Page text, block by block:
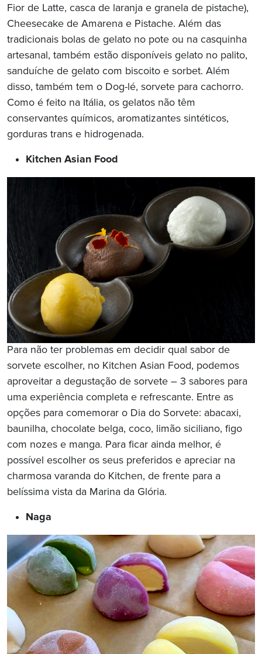
Fior de Latte, casca de laranja e granela de pistache),
Cheesecake de Amarena e Pistache. Além das
tradicionais bolas de gelato no pote ou na casquinha
artesanal, também estão disponíveis gelato no palito,
sanduíche de gelato com biscoito e sorbet. Além
disso, também tem o Dog-lé, sorvete para cachorro.
Como é feito na Itália, os gelatos não têm
conservantes químicos, aromatizantes sintéticos,
gorduras trans e hidrogenada.
Kitchen Asian Food
Para não ter problemas em decidir qual sabor de
sorvete escolher, no Kitchen Asian Food, podemos
aproveitar a degustação de sorvete – 3 sabores para
uma experiência completa e refrescante. Entre as
opções para comemorar o Dia do Sorvete: abacaxi,
baunilha, chocolate belga, coco, limão siciliano, figo
com nozes e manga. Para ficar ainda melhor, é
possível escolher os seus preferidos e apreciar na
charmosa varanda do Kitchen, de frente para a
belíssima vista da Marina da Glória.
Naga